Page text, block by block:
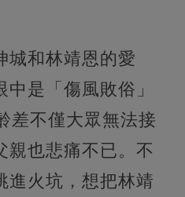
城和林靖恩的愛
是「傷風敗俗」
差不僅大眾無法接
親也悲痛不已。不
進火坑，想把林靖